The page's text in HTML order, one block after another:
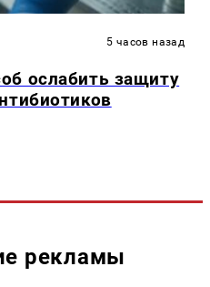
5 часов назад
ослабить защиту
рекламы